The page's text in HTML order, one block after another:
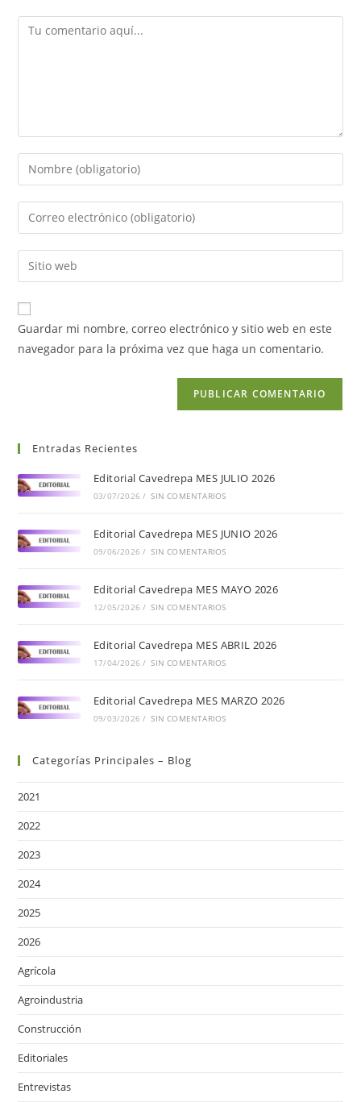
Guardar mi nombre, correo electrónico y sitio web en este
navegador para la próxima vez que haga un comentario.
Entradas Recientes
Editorial Cavedrepa MES JULIO 2026
03/07/2026 / SIN COMENTARIOS
Editorial Cavedrepa MES JUNIO 2026
09/06/2026 / SIN COMENTARIOS
Editorial Cavedrepa MES MAYO 2026
12/05/2026 / SIN COMENTARIOS
Editorial Cavedrepa MES ABRIL 2026
17/04/2026 / SIN COMENTARIOS
Editorial Cavedrepa MES MARZO 2026
09/03/2026 / SIN COMENTARIOS
Categorías Principales – Blog
2021
2022
2023
2024
2025
2026
Agrícola
Agroindustria
Construcción
Editoriales
Entrevistas